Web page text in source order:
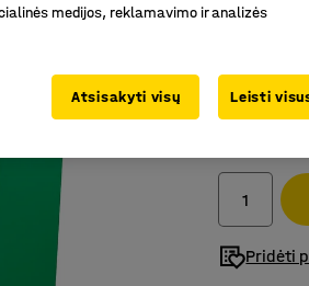
Mobilus
319.-€
Pridėti
medijos, reklamavimo ir analizės
Atsisakyti visų Leisti